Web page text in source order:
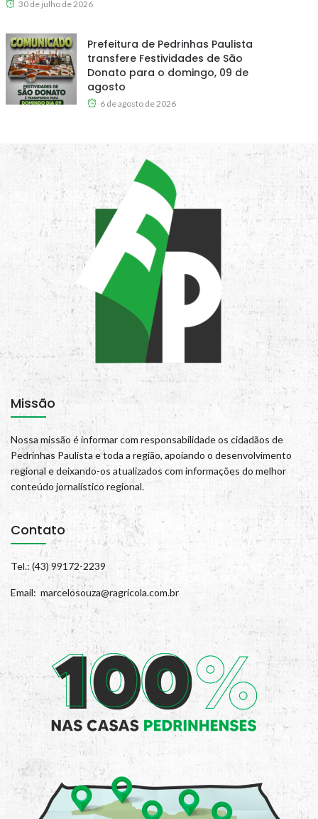
30 de julho de 2026
Prefeitura de Pedrinhas Paulista
transfere Festividades de São
Donato para o domingo, 09 de
agosto
6 de agosto de 2026
Missão
Nossa missão é informar com responsabilidade os cidadãos de
Pedrinhas Paulista e toda a região, apoiando o desenvolvimento
regional e deixando-os atualizados com informações do melhor
conteúdo jornalístico regional.
Contato
Tel.: (43) 99172-2239
Email: marcelosouza@ragricola.com.br